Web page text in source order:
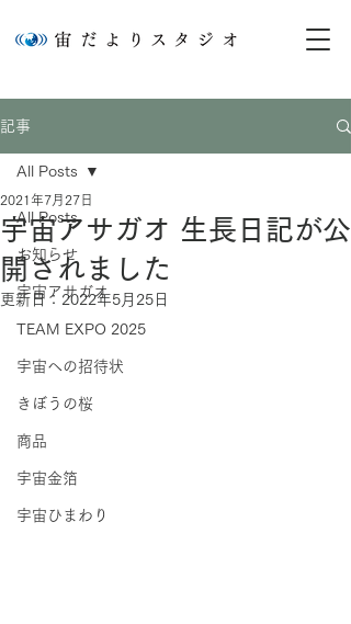
記事
All Posts
お知らせ
宇宙アサガオ
TEAM EXPO 2025
宇宙への招待状
きぼうの桜
商品
宇宙金箔
宇宙ひまわり
All Posts
宇宙アサガオ 生長日記が公
開されました
2021年7月27日
更新日： 2022年5月25日